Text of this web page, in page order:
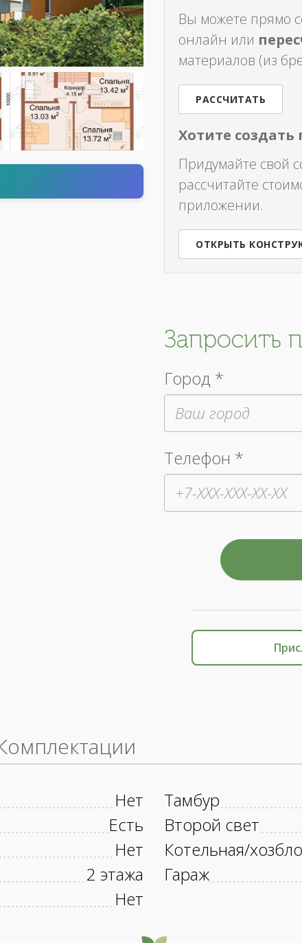
Вы можете прямо
онлайн или
материалов (из
РАССЧИТАТЬ
Хотите создать
Придумайте свой
рассчитайте
приложении.
ОТКРЫТЬ
Запросить
Город *
Телефон *
Нет
Есть
Нет
2 этажа
Нет
Тамбур
Второй свет
Котельная/
Гараж